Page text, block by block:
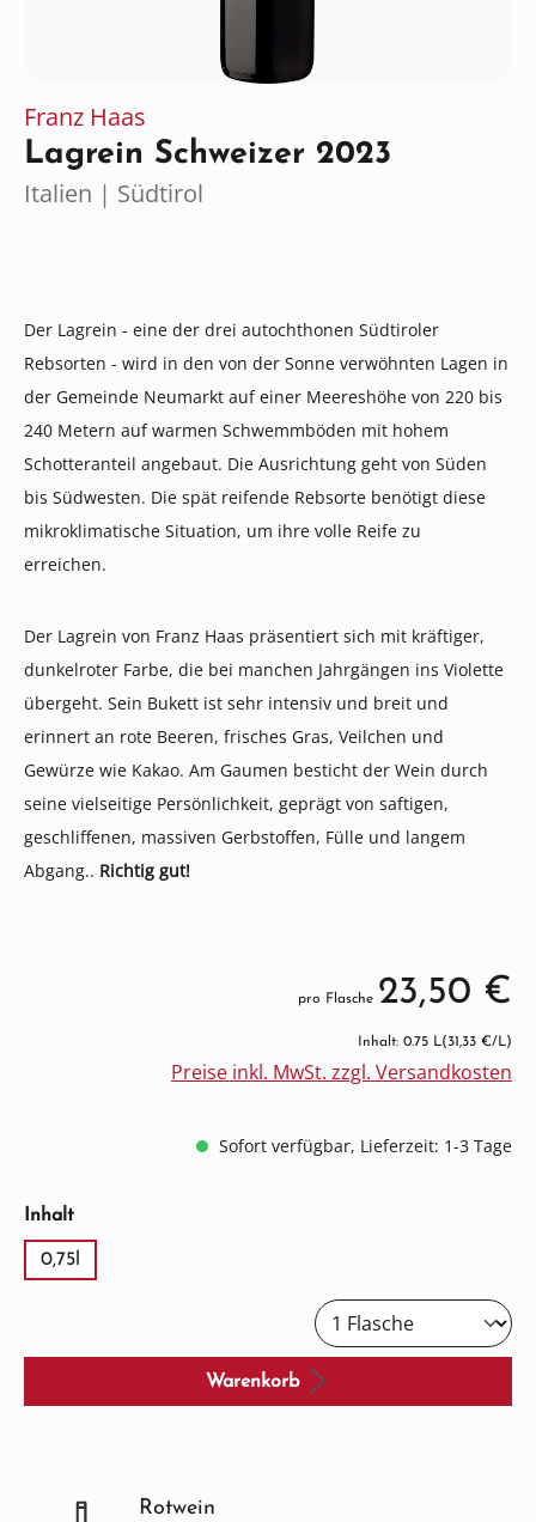
Franz Haas
Lagrein Schweizer 2023
Italien | Südtirol
Der Lagrein - eine der drei autochthonen Südtiroler
Rebsorten - wird in den von der Sonne verwöhnten Lagen in
der Gemeinde Neumarkt auf einer Meereshöhe von 220 bis
240 Metern auf warmen Schwemmböden mit hohem
Schotteranteil angebaut. Die Ausrichtung geht von Süden
bis Südwesten. Die spät reifende Rebsorte benötigt diese
mikroklimatische Situation, um ihre volle Reife zu
erreichen.
Der Lagrein von Franz Haas präsentiert sich mit kräftiger,
dunkelroter Farbe, die bei manchen Jahrgängen ins Violette
übergeht. Sein Bukett ist sehr intensiv und breit und
erinnert an rote Beeren, frisches Gras, Veilchen und
Gewürze wie Kakao. Am Gaumen besticht der Wein durch
seine vielseitige Persönlichkeit, geprägt von saftigen,
geschliffenen, massiven Gerbstoffen, Fülle und langem
Abgang.. Richtig gut!
pro Flasche 23,50 €
Inhalt: 0.75 L(31,33 €/L)
Preise inkl. MwSt. zzgl. Versandkosten
Sofort verfügbar, Lieferzeit: 1-3 Tage
Inhaltauswählen
0,75l
Warenkorb
Rotwein